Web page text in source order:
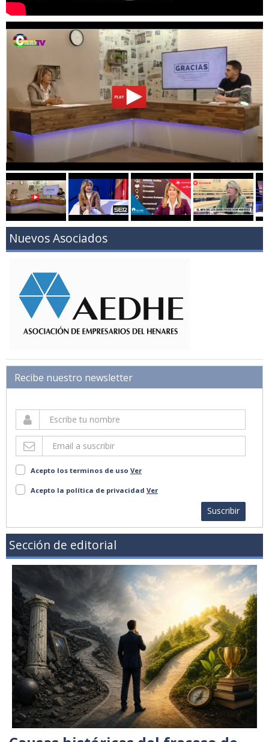
Nuevos Asociados
Recibe nuestro newsletter
Acepto los terminos de uso Ver
Acepto la política de privacidad Ver
Suscribir
Sección de editorial